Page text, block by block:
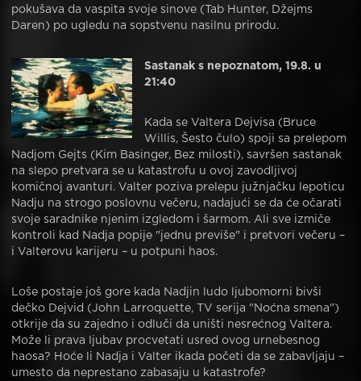
pokušava da vaspita svoje sinove (Tab Hunter, Džejms
Daren) po ugledu na sopstvenu nasilnu prirodu.
Sastanak s nepoznatom, 19.8. u
21:40
Kada se Valtera Dejvisa (Bruce
Willis, Šesto čulo) spoji sa prelepom
Nadjom Gejts (Kim Basinger, Bez milosti), savršen sastanak
na slepo pretvara se u katastrofu u ovoj zavodljivoj
komičnoj avanturi. Valter poziva prelepu južnjačku lepoticu
Nadju na strogo poslovnu večeru, nadajući se da će očarati
svoje saradnike njenim izgledom i šarmom. Ali sve izmiče
kontroli kad Nadja popije "jednu previše" i pretvori večeru –
i Valterovu karijeru – u potpuni haos.
Loše postaje još gore kada Nadjin ludo ljubomorni bivši
dečko Dejvid (John Larroquette, TV serija "Noćna smena")
otkrije da su zajedno i odluči da uništi nesrećnog Valtera.
Može li prava ljubav procvetati usred ovog urnebesnog
haosa? Hoće li Nadja i Valter ikada početi da se zabavljaju –
umesto da neprestano zabasaju u katastrofe?